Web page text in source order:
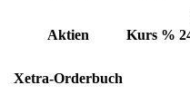
Aktien Kurs %
Xetra-Orderbuch